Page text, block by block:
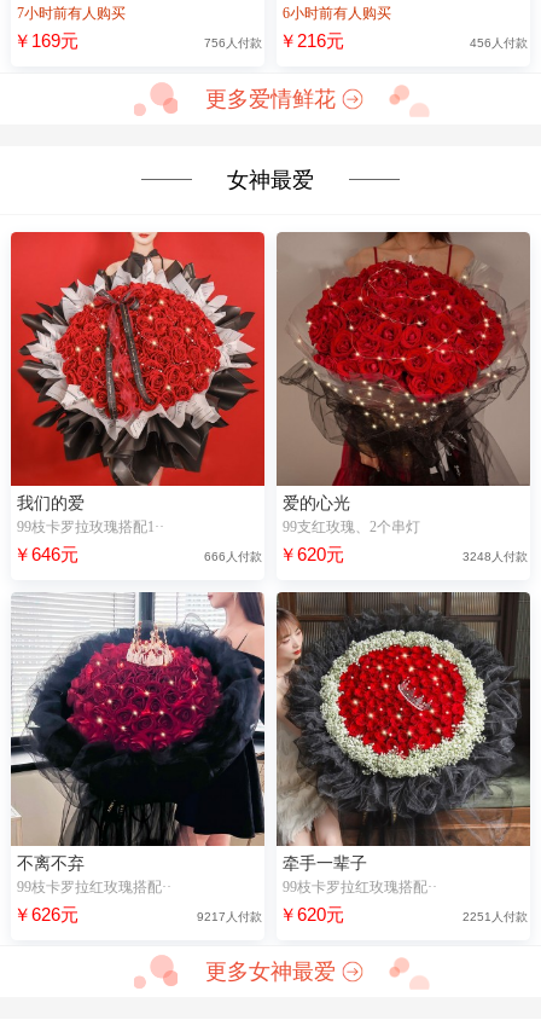
7小时前有人购买
￥169元 756人付款
6小时前有人购买
￥216元 456人付款
更多爱情鲜花
女神最爱
我们的爱
99枝卡罗拉玫瑰搭配1··
￥646元 666人付款
爱的心光
99支红玫瑰、2个串灯
￥620元 3248人付款
不离不弃
99枝卡罗拉红玫瑰搭配··
￥626元 9217人付款
牵手一辈子
99枝卡罗拉红玫瑰搭配··
￥620元 2251人付款
更多女神最爱